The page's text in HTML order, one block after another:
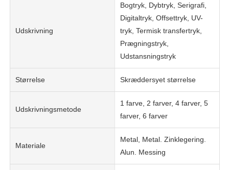
Udskrivning
Bogtryk, Dybtryk, Serigrafi,
Digitaltryk, Offsettryk, UV-
tryk, Termisk transfertryk,
Prægningstryk,
Udstansningstryk
Størrelse Skræddersyet størrelse
Udskrivningsmetode
1 farve, 2 farver, 4 farver, 5
farver, 6 farver
Materiale
Metal, Metal. Zinklegering.
Alun. Messing